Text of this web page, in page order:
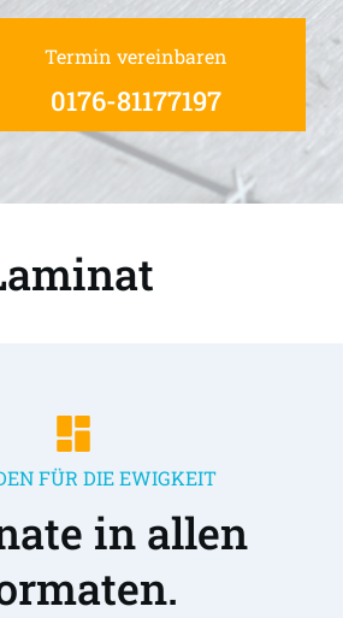
Termin vereinbaren
0176-81177197
FÜR DIE EWIGKEIT
in allen